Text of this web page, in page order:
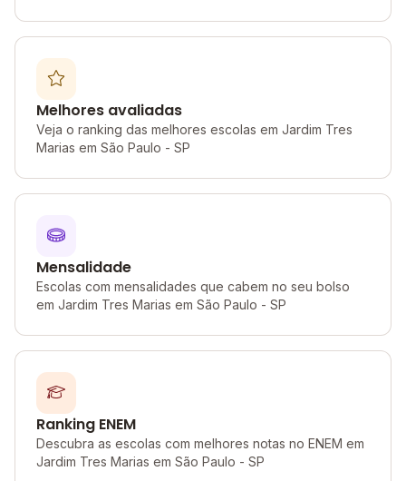
Melhores avaliadas
Veja o ranking das melhores escolas em Jardim Tres
Marias em São Paulo - SP
Mensalidade
Escolas com mensalidades que cabem no seu bolso
em Jardim Tres Marias em São Paulo - SP
Ranking ENEM
Descubra as escolas com melhores notas no ENEM em
Jardim Tres Marias em São Paulo - SP